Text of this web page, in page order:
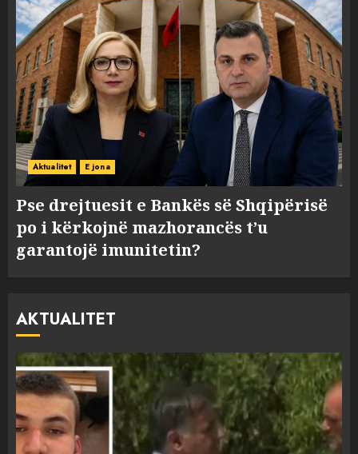
Aktualitet E jona
Pse drejtuesit e Bankës së Shqipërisë
po i kërkojnë mazhorancës t’u
garantojë imunitetin?
AKTUALITET